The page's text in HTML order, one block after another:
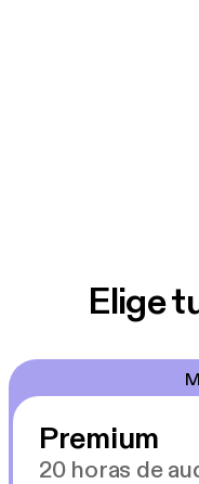
Elige
Premium
20 horas de